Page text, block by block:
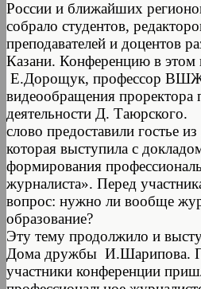
России и ближайших
собрало студентов,
преподавателей и доцентов
Казани. Конференцию в этом
Е.Дорощук, профессор
видеообращения проректора
деятельности Д. Таюрского.
слово предоставили гостье
которая выступила с
формирования
журналиста». Перед
вопрос: нужно ли вообще
образование?
Эту тему продолжило и
Дома дружбы И.Шарипова.
участники конференции